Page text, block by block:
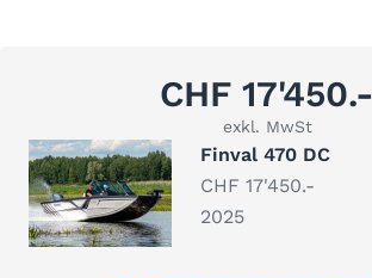
CHF 17'450.-
exkl. MwSt
Finval 470 DC
CHF 17'450.-
2025